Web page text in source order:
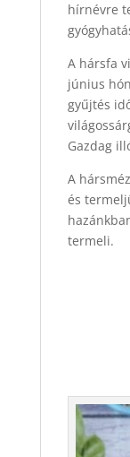
hírnévre
A hársfa
június
gyűjtés
Gazdag
A
és
termeli.